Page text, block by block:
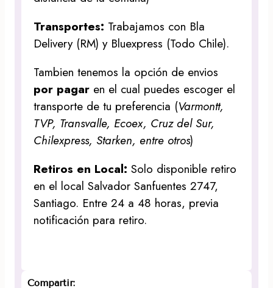
Transportes: Trabajamos con Bla
Delivery (RM) y Bluexpress (Todo Chile).
Tambien tenemos la opción de envios
por pagar en el cual puedes escoger el
transporte de tu preferencia (Varmontt,
TVP, Transvalle, Ecoex, Cruz del Sur,
Chilexpress, Starken, entre otros)
Retiros en Local:Solo disponible retiro
en el local Salvador Sanfuentes 2747,
Santiago. Entre 24 a 48 horas, previa
notificación para retiro.
Compartir: